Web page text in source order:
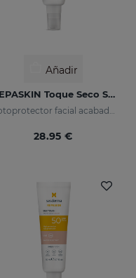
Añadir
REPASKIN Toque Seco SPF50+
Fotoprotector facial acabado mate
28.95 €